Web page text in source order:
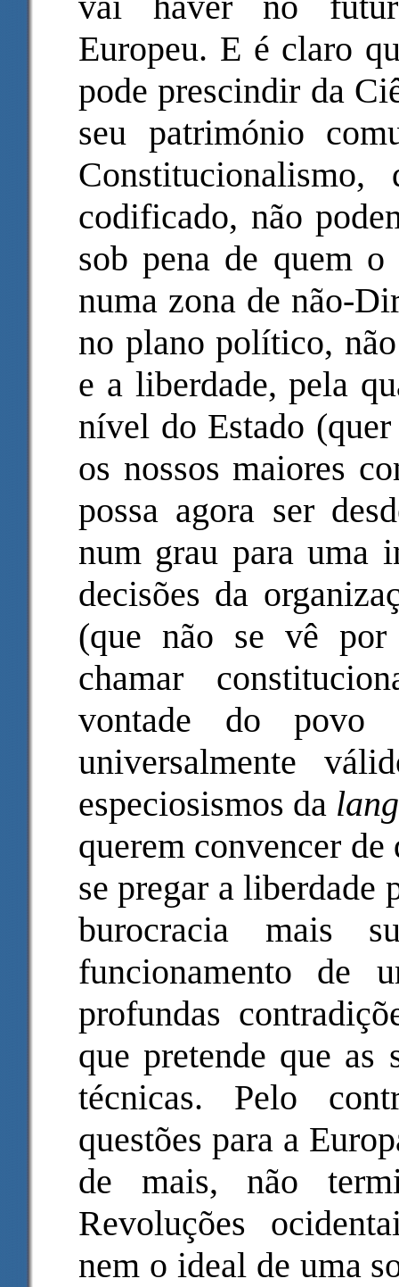
Europeu. E é claro
pode prescindir da
seu património
codificado, não
sob pena de quem
numa zona de não-
no plano político,
e a liberdade, pela
nível do Estado
os nossos maiores
possa agora ser
num grau para uma
decisões da
(que não se vê por
chamar
vontade do povo
universalmente
especiosismos da
querem convencer de
se pregar a liberdade
burocracia mais
funcionamento de
profundas
que pretende que as
técnicas. Pelo
questões para a
de mais, não
Revoluções
nem o ideal de uma